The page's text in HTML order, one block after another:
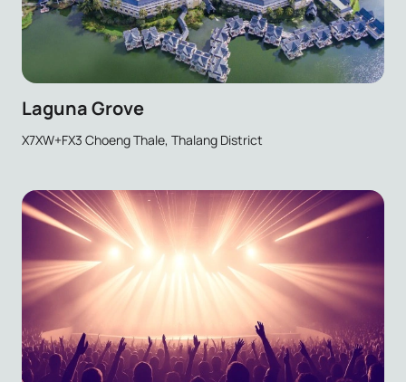
Laguna Grove
X7XW+FX3 Choeng Thale, Thalang District